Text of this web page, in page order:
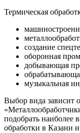
Термическая
создание
оборонная
добывающая
музыкальная
Выбор вида зависит
подобрать наиболее
обработки в Казани